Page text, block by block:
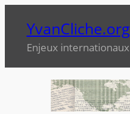
contenu
YvanCliche.org
Enjeux internationaux